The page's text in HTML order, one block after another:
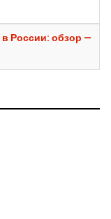
России: обзор —